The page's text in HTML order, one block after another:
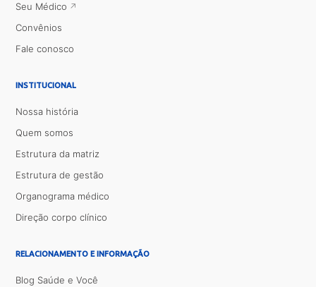
Seu Médico
Convênios
Fale conosco
INSTITUCIONAL
Nossa história
Quem somos
Estrutura da matriz
Estrutura de gestão
Organograma médico
Direção corpo clínico
RELACIONAMENTO E INFORMAÇÃO
Blog Saúde e Você